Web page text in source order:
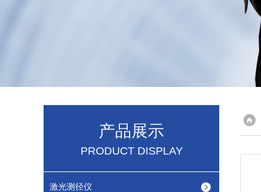
产品展示
PRODUCT DISPLAY
激光测径仪